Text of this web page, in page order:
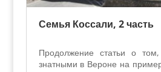
Семья Коссали, 2 часть
Продолжение статьи о том,
знатными в Вероне на